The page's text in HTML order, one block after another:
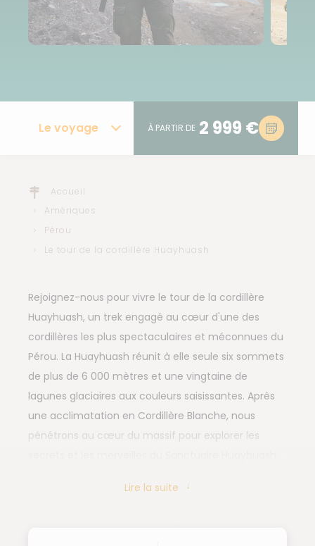
Le voyage À PARTIR DE 2 999 €
Accueil
Amériques
Pérou
Le tour de la cordillère Huayhuash
Rejoignez-nous pour vivre le tour de la cordillère
Huayhuash, un trek engagé au cœur d'une des
cordillères les plus spectaculaires et méconnues du
Pérou. La Huayhuash réunit à elle seule six sommets
de plus de 6 000 mètres et une vingtaine de
lagunes glaciaires aux couleurs saisissantes. Après
une acclimatation en Cordillère Blanche, nous
pénétrons au cœur du massif pour explorer les
parfait pour les amoureux de trekking, des grands
Lire la suite